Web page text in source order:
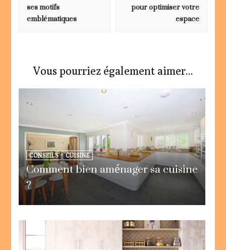
ses motifs
emblématiques
pour optimiser votre
espace
Vous pourriez également aimer...
CONSEILS CUISINE
Comment bien aménager sa cuisine
?